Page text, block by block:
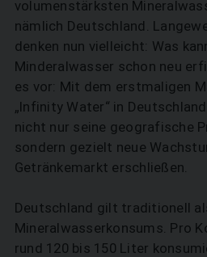
volumenstärksten
nämlich Deutschland.
denken nun vielleicht: Was
Minderalwasser schon neu
es vor: Mit dem erstmaligen
„Infinity Water“ in
nicht nur seine geografische
sondern gezielt neue
Getränkemarkt erschließen.
Deutschland gilt traditionell
Mineralwasserkonsums. Pro
rund 120 bis 150 Liter